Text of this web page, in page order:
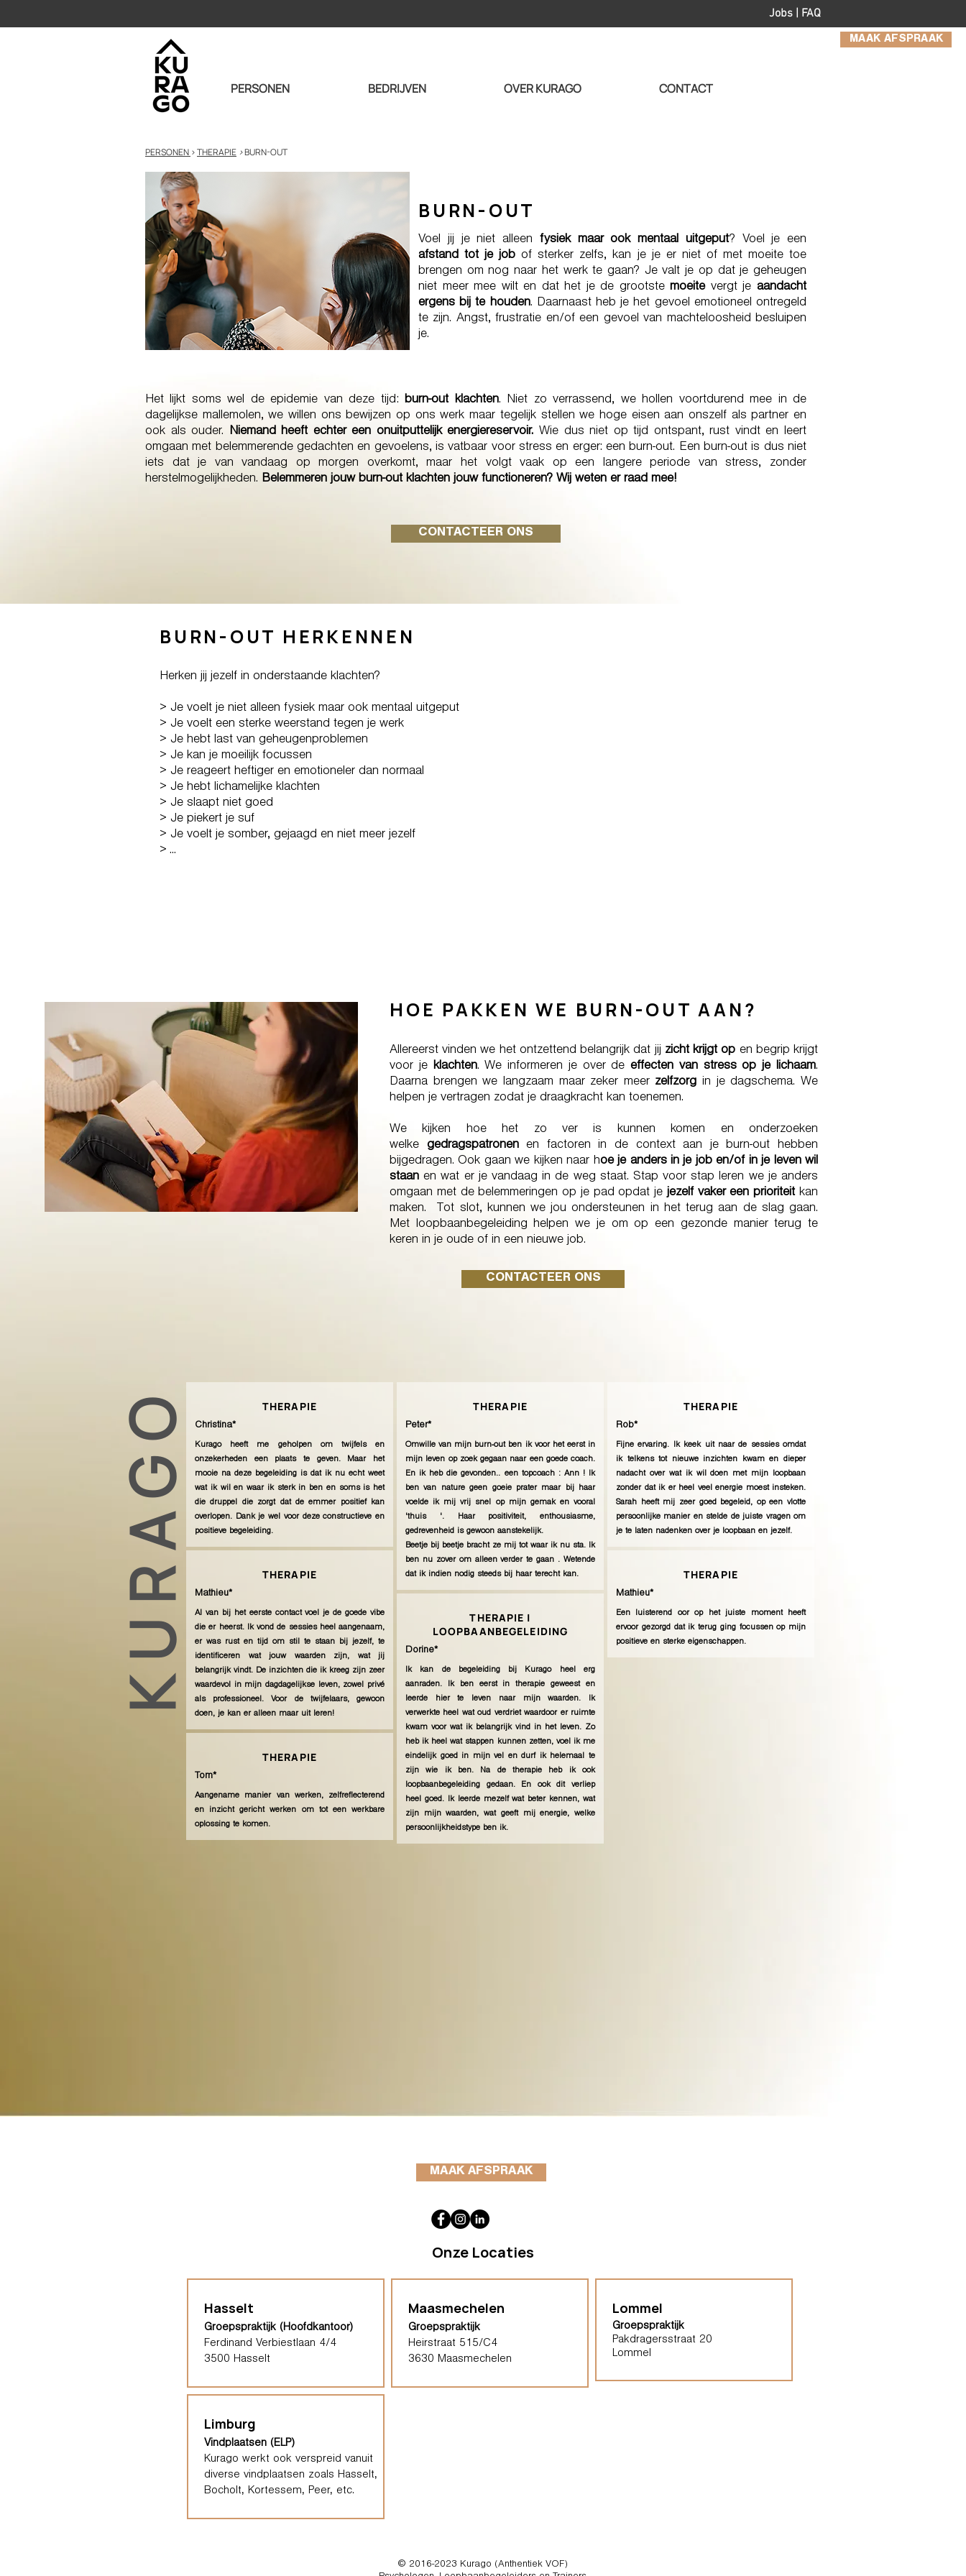
MAAK AFSPRAAK
Jobs | FAQ
PERSONEN BEDRIJVEN OVER KURAGO CONTACT
PERSONEN >THERAPIE >BURN-OUT
BURN-OUT
Voel jij je niet alleen fysiek maar ook mentaal uitgeput? Voel je een
afstand tot je job of sterker zelfs, kan je je er niet of met moeite toe
brengen om nog naar het werk te gaan? Je valt je op dat je geheugen
niet meer mee wilt en dat het je de grootstemoeitevergt je aandacht
ergens bij te houden. Daarnaast heb je het gevoel emotioneel ontregeld
te zijn. Angst, frustratie en/of een gevoel van machteloosheid besluipen
je.
Het lijkt soms wel de epidemie van deze tijd:burn-out klachten. Niet zo verrassend, we hollen voortdurend mee in de
dagelijkse mallemolen, we willen ons bewijzen op ons werk maar tegelijk stellen we hoge eisen aan onszelf als partner en
ook als ouder. Niemand heeft echter een onuitputtelijk energiereservoir. Wie dus niet op tijd ontspant, rust vindt en leert
omgaan met belemmerende gedachten en gevoelens, is vatbaar voor stress en erger: een burn-out. Een burn-out is dus niet
iets dat je van vandaag op morgen overkomt, maar het volgt vaak op een langere periode van stress, zonder
herstelmogelijkheden. Belemmeren jouw burn-out klachten jouw functioneren? Wij weten er raad mee!
CONTACTEER ONS
BURN-OUT HERKENNEN
Herken jij jezelf in onderstaande klachten?
> Je voelt je niet alleen fysiek maar ook mentaal uitgeput
> Je voelt een sterke weerstand tegen je werk
> Je hebt last van geheugenproblemen
> Je kan je moeilijk focussen
> Je reageert heftiger en emotioneler dan normaal
> Je hebt lichamelijke klachten
> Je slaapt niet goed
> Je piekert je suf
> Je voelt je somber, gejaagd en niet meer jezelf
> ...
HOE PAKKEN WE BURN-OUT AAN?
Allereerst vinden we het ontzettend belangrijk dat jij zicht krijgt op en begrip krijgt
voor je klachten. We informeren je over deeffecten van stress op je lichaam.
Daarna brengen we langzaam maar zeker meer zelfzorg in je dagschema. We
helpen je vertragen zodat je draagkracht kan toenemen.
We kijken hoe het zo ver is kunnen komen en onderzoeken
welke gedragspatronenen factoren in de context aan je burn-out hebben
bijgedragen. Ook gaan we kijken naar hoe je anders in je job en/of in je leven wil
staan en wat er je vandaag in de weg staat. Stap voor stap leren we je anders
omgaan met de belemmeringen op je pad opdat jejezelf vaker een prioriteitkan
maken. Tot slot, kunnen we jou ondersteunen in het terug aan de slag gaan.
Met loopbaanbegeleiding helpen we je om op een gezonde manier terug te
keren in je oude of in een nieuwe job.
CONTACTEER ONS
KURAGO THERAPIE
Christina*
Kurago heeft me geholpen om twijfels en
onzekerheden een plaats te geven. Maar het
mooie na deze begeleiding is dat ik nu echt weet
wat ik wil en waar ik sterk in ben en soms is het
die druppel die zorgt dat de emmer positief kan
overlopen. Dank je wel voor deze constructieve en
positieve begeleiding.
THERAPIE
Mathieu*
Al van bij het eerste contact voel je de goede vibe
die er heerst. Ik vond de sessies heel aangenaam,
er was rust en tijd om stil te staan bij jezelf, te
identificeren wat jouw waarden zijn, wat jij
belangrijk vindt. De inzichten die ik kreeg zijn zeer
waardevol in mijn dagdagelijkse leven, zowel privé
als professioneel. Voor de twijfelaars, gewoon
doen, je kan er alleen maar uit leren!
THERAPIE
Tom*
Aangename manier van werken, zelfreflecterend
en inzicht gericht werken om tot een werkbare
oplossing te komen.
THERAPIE
Peter*
Omwille van mijn burn-out ben ik voor het eerst in
mijn leven op zoek gegaan naar een goede coach.
En ik heb die gevonden.. een topcoach : Ann ! Ik
ben van nature geen goeie prater maar bij haar
voelde ik mij vrij snel op mijn gemak en vooral
'thuis '. Haar positiviteit, enthousiasme,
gedrevenheid is gewoon aanstekelijk.
Beetje bij beetje bracht ze mij tot waar ik nu sta. Ik
ben nu zover om alleen verder te gaan . Wetende
dat ik indien nodig steeds bij haar terecht kan.
THERAPIE |
LOOPBAANBEGELEIDING
Dorine*
Ik kan de begeleiding bij Kurago heel erg
aanraden. Ik ben eerst in therapie geweest en
leerde hier te leven naar mijn waarden. Ik
verwerkte heel wat oud verdriet waardoor er ruimte
kwam voor wat ik belangrijk vind in het leven. Zo
heb ik heel wat stappen kunnen zetten, voel ik me
eindelijk goed in mijn vel en durf ik helemaal te
zijn wie ik ben. Na de therapie heb ik ook
loopbaanbegeleiding gedaan. En ook dit verliep
heel goed. Ik leerde mezelf wat beter kennen, wat
zijn mijn waarden, wat geeft mij energie, welke
persoonlijkheidstype ben ik.
THERAPIE
Rob*
Fijne ervaring. Ik keek uit naar de sessies omdat
ik telkens tot nieuwe inzichten kwam en dieper
nadacht over wat ik wil doen met mijn loopbaan
zonder dat ik er heel veel energie moest insteken.
Sarah heeft mij zeer goed begeleid, op een vlotte
persoonlijke manier en stelde de juiste vragen om
je te laten nadenken over je loopbaan en jezelf.
THERAPIE
Mathieu*
Een luisterend oor op het juiste moment heeft
ervoor gezorgd dat ik terug ging focussen op mijn
positieve en sterke eigenschappen.
MAAK AFSPRAAK
Onze Locaties
Hasselt
Groepspraktijk (Hoofdkantoor)
Ferdinand Verbiestlaan 4/4
3500 Hasselt
Limburg
Vindplaatsen (ELP)
Kurago werkt ook verspreid vanuit
diverse vindplaatsen zoals Hasselt,
Bocholt, Kortessem, Peer, etc.
Maasmechelen
Groepspraktijk
Heirstraat 515/C4
3630 Maasmechelen
Lommel
Groepspraktijk
Pakdragersstraat 20
Lommel
© 2016-2023 Kurago (Anthentiek VOF)